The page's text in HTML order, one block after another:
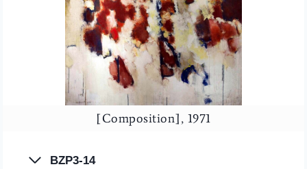
[Composition], 1971
BZP3-14